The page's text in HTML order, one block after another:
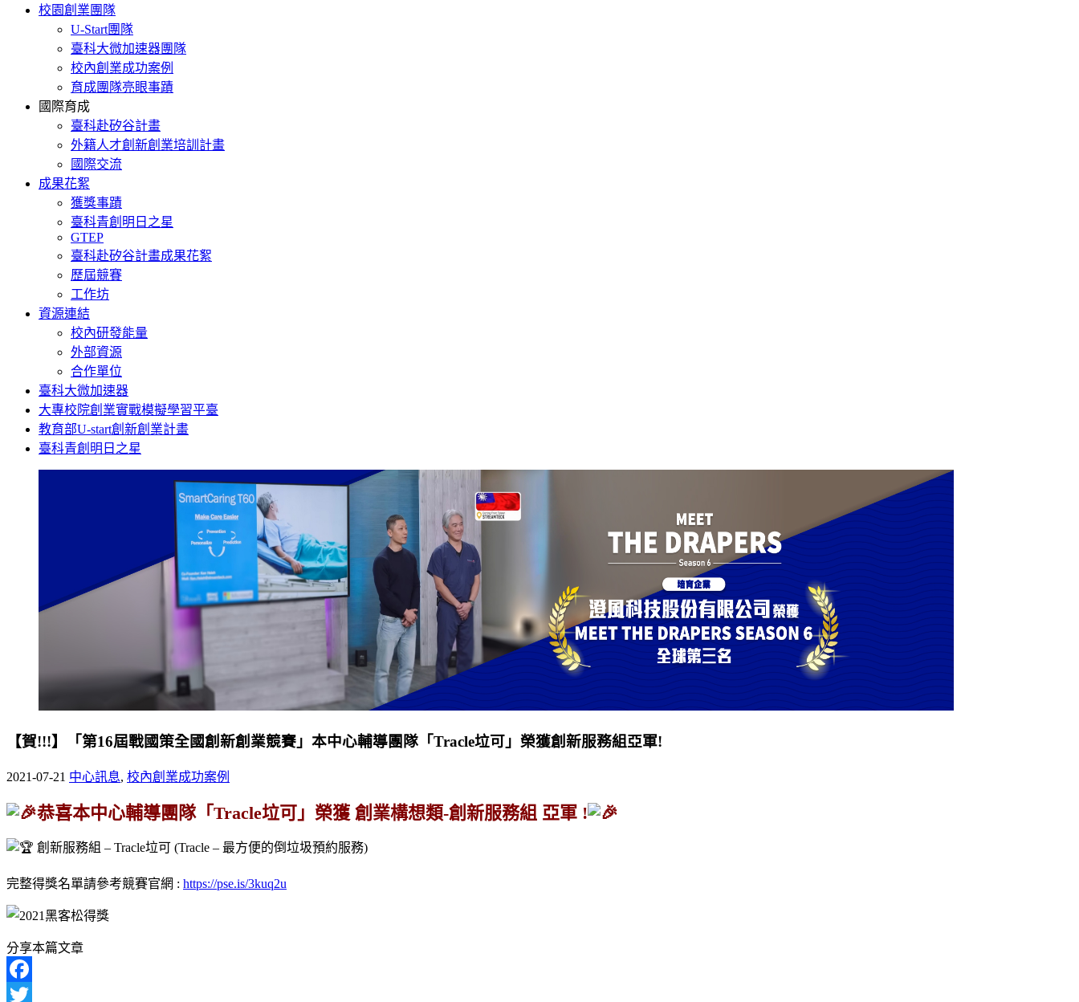
校園創業團隊
U-Start團隊
臺科大微加速器團隊
校內創業成功案例
育成團隊亮眼事蹟
國際育成
臺科赴矽谷計畫
外籍人才創新創業培訓計畫
國際交流
成果花絮
獲獎事蹟
臺科青創明日之星
GTEP
臺科赴矽谷計畫成果花絮
歷屆競賽
工作坊
資源連結
校內研發能量
外部資源
合作單位
臺科大微加速器
大專校院創業實戰模擬學習平臺
教育部U-start創新創業計畫
臺科青創明日之星
【賀!!!】「第16屆戰國策全國創新創業競賽」本中心輔導團隊「Tracle垃可」榮獲創新服務組亞軍!
2021-07-21 中心訊息, 校內創業成功案例
恭喜本中心輔導團隊「Tracle垃可」榮獲 創業構想類-創新服務組 亞軍 !
創新服務組 – Tracle垃可 (Tracle – 最方便的倒垃圾預約服務)
完整得獎名單請參考競賽官網 : https://pse.is/3kuq2u
分享本篇文章
Facebook